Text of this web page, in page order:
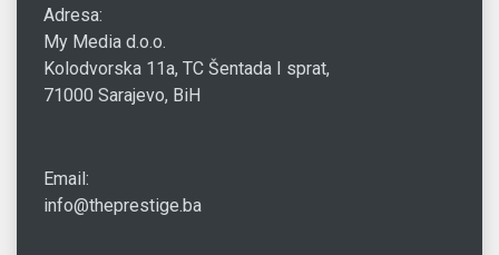
Adresa:
My Media d.o.o.
Kolodvorska 11a, TC Šentada I sprat,
71000 Sarajevo, BiH
Email:
info@theprestige.ba